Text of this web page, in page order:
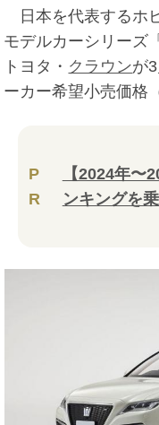
日本を代表するホ
モデルカーシリーズ
トヨタ・ クラウンが
ーカー希望小売価格
P
R
【2024年〜
ンキングを